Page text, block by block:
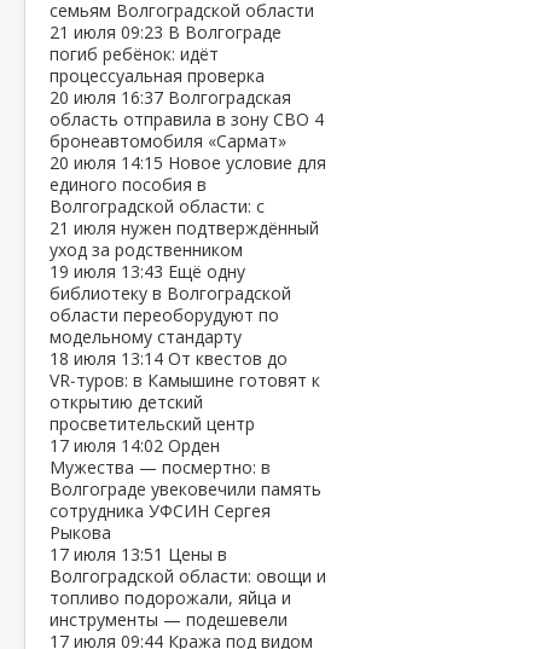
семьям Волгоградской области
21 июля 09:23 В Волгограде
погиб ребёнок: идёт
процессуальная проверка
20 июля 16:37 Волгоградская
область отправила в зону СВО 4
бронеавтомобиля «Сармат»
20 июля 14:15 Новое условие для
единого пособия в
Волгоградской области: с
21 июля нужен подтверждённый
уход за родственником
19 июля 13:43 Ещё одну
библиотеку в Волгоградской
области переоборудуют по
модельному стандарту
18 июля 13:14 От квестов до
VR‑туров: в Камышине готовят к
открытию детский
просветительский центр
17 июля 14:02 Орден
Мужества — посмертно: в
Волгограде увековечили память
сотрудника УФСИН Сергея
Рыкова
17 июля 13:51 Цены в
Волгоградской области: овощи и
топливо подорожали, яйца и
инструменты — подешевели
17 июля 09:44 Кража под видом